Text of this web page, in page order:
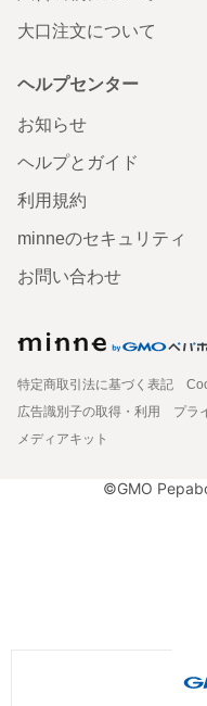
大口注文について
ヘルプセンター
お知らせ
ヘルプとガイド
利用規約
minneのセキュリティ
お問い合わせ
特定商取引法に基づく表記
広告識別子の取得・利用
プラ
メディアキット
©GMO